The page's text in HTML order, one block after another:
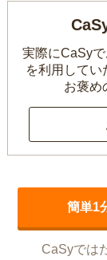
実際にCaSy
を利用してい
お褒め
簡単1
CaSyでは